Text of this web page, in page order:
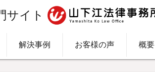
サイト
解決事例 お客様の声 概要